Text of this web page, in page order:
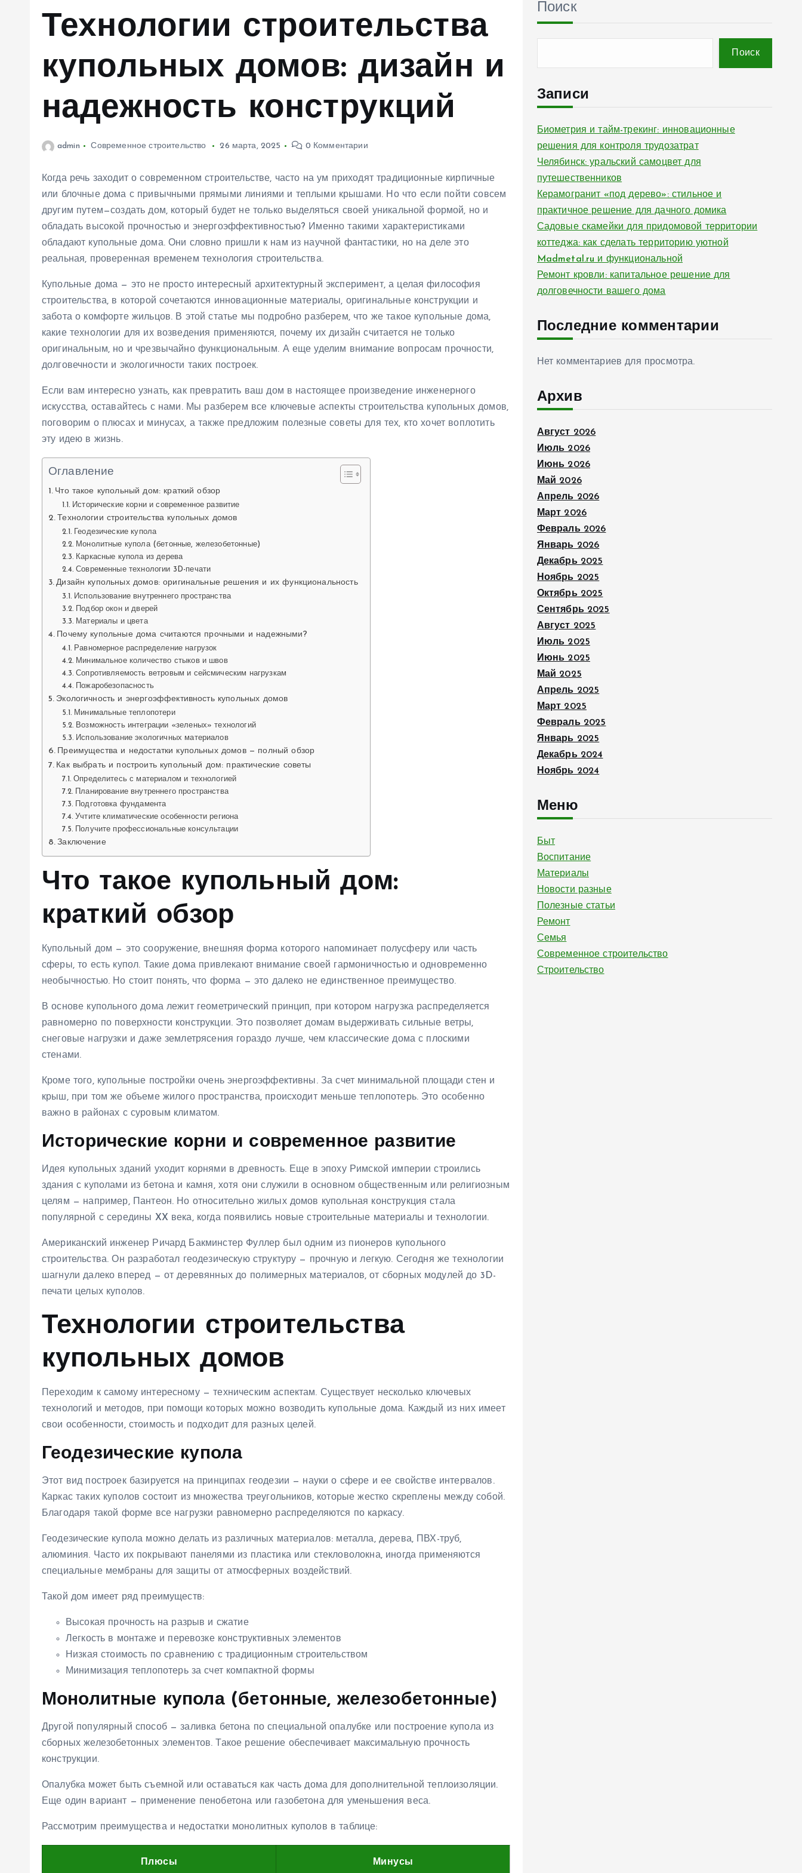
Технологии строительства
купольных домов: дизайн и
надежность конструкций
admin Современное строительство 26 марта, 2025 0 Комментарии
Когда речь заходит о современном строительстве, часто на ум приходят традиционные кирпичные
или блочные дома с привычными прямыми линиями и теплыми крышами. Но что если пойти совсем
другим путем—создать дом, который будет не только выделяться своей уникальной формой, но и
обладать высокой прочностью и энергоэффективностью? Именно такими характеристиками
обладают купольные дома. Они словно пришли к нам из научной фантастики, но на деле это
реальная, проверенная временем технология строительства.
Купольные дома — это не просто интересный архитектурный эксперимент, а целая философия
строительства, в которой сочетаются инновационные материалы, оригинальные конструкции и
забота о комфорте жильцов. В этой статье мы подробно разберем, что же такое купольные дома,
какие технологии для их возведения применяются, почему их дизайн считается не только
оригинальным, но и чрезвычайно функциональным. А еще уделим внимание вопросам прочности,
долговечности и экологичности таких построек.
Если вам интересно узнать, как превратить ваш дом в настоящее произведение инженерного
искусства, оставайтесь с нами. Мы разберем все ключевые аспекты строительства купольных домов,
поговорим о плюсах и минусах, а также предложим полезные советы для тех, кто хочет воплотить
эту идею в жизнь.
Оглавление
Что такое купольный дом: краткий обзор
Исторические корни и современное развитие
Технологии строительства купольных домов
Геодезические купола
Монолитные купола (бетонные, железобетонные)
Каркасные купола из дерева
Современные технологии 3D-печати
Дизайн купольных домов: оригинальные решения и их функциональность
Использование внутреннего пространства
Подбор окон и дверей
Материалы и цвета
Почему купольные дома считаются прочными и надежными?
Равномерное распределение нагрузок
Минимальное количество стыков и швов
Сопротивляемость ветровым и сейсмическим нагрузкам
Пожаробезопасность
Экологичность и энергоэффективность купольных домов
Минимальные теплопотери
Возможность интеграции «зеленых» технологий
Использование экологичных материалов
Преимущества и недостатки купольных домов — полный обзор
Как выбрать и построить купольный дом: практические советы
Определитесь с материалом и технологией
Планирование внутреннего пространства
Подготовка фундамента
Учтите климатические особенности региона
Получите профессиональные консультации
Заключение
Что такое купольный дом:
краткий обзор
Купольный дом — это сооружение, внешняя форма которого напоминает полусферу или часть
сферы, то есть купол. Такие дома привлекают внимание своей гармоничностью и одновременно
необычностью. Но стоит понять, что форма — это далеко не единственное преимущество.
В основе купольного дома лежит геометрический принцип, при котором нагрузка распределяется
равномерно по поверхности конструкции. Это позволяет домам выдерживать сильные ветры,
снеговые нагрузки и даже землетрясения гораздо лучше, чем классические дома с плоскими
стенами.
Кроме того, купольные постройки очень энергоэффективны. За счет минимальной площади стен и
крыш, при том же объеме жилого пространства, происходит меньше теплопотерь. Это особенно
важно в районах с суровым климатом.
Исторические корни и современное развитие
Идея купольных зданий уходит корнями в древность. Еще в эпоху Римской империи строились
здания с куполами из бетона и камня, хотя они служили в основном общественным или религиозным
целям — например, Пантеон. Но относительно жилых домов купольная конструкция стала
популярной с середины XX века, когда появились новые строительные материалы и технологии.
Американский инженер Ричард Бакминстер Фуллер был одним из пионеров купольного
строительства. Он разработал геодезическую структуру — прочную и легкую. Сегодня же технологии
шагнули далеко вперед — от деревянных до полимерных материалов, от сборных модулей до 3D-
печати целых куполов.
Технологии строительства
купольных домов
Переходим к самому интересному — техническим аспектам. Существует несколько ключевых
технологий и методов, при помощи которых можно возводить купольные дома. Каждый из них имеет
свои особенности, стоимость и подходит для разных целей.
Геодезические купола
Этот вид построек базируется на принципах геодезии — науки о сфере и ее свойстве интервалов.
Каркас таких куполов состоит из множества треугольников, которые жестко скреплены между собой.
Благодаря такой форме все нагрузки равномерно распределяются по каркасу.
Геодезические купола можно делать из различных материалов: металла, дерева, ПВХ-труб,
алюминия. Часто их покрывают панелями из пластика или стекловолокна, иногда применяются
специальные мембраны для защиты от атмосферных воздействий.
Такой дом имеет ряд преимуществ:
Высокая прочность на разрыв и сжатие
Легкость в монтаже и перевозке конструктивных элементов
Низкая стоимость по сравнению с традиционным строительством
Минимизация теплопотерь за счет компактной формы
Монолитные купола (бетонные, железобетонные)
Другой популярный способ — заливка бетона по специальной опалубке или построение купола из
сборных железобетонных элементов. Такое решение обеспечивает максимальную прочность
конструкции.
Опалубка может быть съемной или оставаться как часть дома для дополнительной теплоизоляции.
Еще один вариант — применение пенобетона или газобетона для уменьшения веса.
Рассмотрим преимущества и недостатки монолитных куполов в таблице:
Плюсы Минусы
Поиск
Поиск
Записи
Биометрия и тайм-трекинг: инновационные
решения для контроля трудозатрат
Челябинск: уральский самоцвет для
путешественников
Керамогранит «под дерево»: стильное и
практичное решение для дачного домика
Садовые скамейки для придомовой территории
коттеджа: как сделать территорию уютной
Madmetal.ru и функциональной
Ремонт кровли: капитальное решение для
долговечности вашего дома
Последние комментарии
Нет комментариев для просмотра.
Архив
Август 2026
Июль 2026
Июнь 2026
Май 2026
Апрель 2026
Март 2026
Февраль 2026
Январь 2026
Декабрь 2025
Ноябрь 2025
Октябрь 2025
Сентябрь 2025
Август 2025
Июль 2025
Июнь 2025
Май 2025
Апрель 2025
Март 2025
Февраль 2025
Январь 2025
Декабрь 2024
Ноябрь 2024
Меню
Быт
Воспитание
Материалы
Новости разные
Полезные статьи
Ремонт
Семья
Современное строительство
Строительство